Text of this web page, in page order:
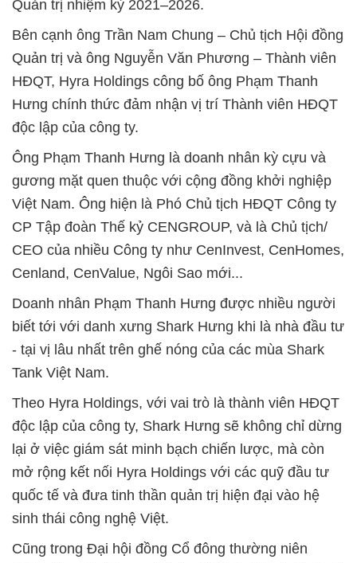
Quản trị nhiệm kỳ 2021–2026.
Bên cạnh ông Trần Nam Chung – Chủ tịch Hội đồng
Quản trị và ông Nguyễn Văn Phương – Thành viên
HĐQT, Hyra Holdings công bố ông Phạm Thanh
Hưng chính thức đảm nhận vị trí Thành viên HĐQT
độc lập của công ty.
Ông Phạm Thanh Hưng là doanh nhân kỳ cựu và
gương mặt quen thuộc với cộng đồng khởi nghiệp
Việt Nam. Ông hiện là Phó Chủ tịch HĐQT Công ty
CP Tập đoàn Thế kỷ CENGROUP, và là Chủ tịch/
CEO của nhiều Công ty như CenInvest, CenHomes,
Cenland, CenValue, Ngôi Sao mới...
Doanh nhân Phạm Thanh Hưng được nhiều người
biết tới với danh xưng Shark Hưng khi là nhà đầu tư
- tại vị lâu nhất trên ghế nóng của các mùa Shark
Tank Việt Nam.
Theo Hyra Holdings, với vai trò là thành viên HĐQT
độc lập của công ty, Shark Hưng sẽ không chỉ dừng
lại ở việc giám sát minh bạch chiến lược, mà còn
mở rộng kết nối Hyra Holdings với các quỹ đầu tư
quốc tế và đưa tinh thần quản trị hiện đại vào hệ
sinh thái công nghệ Việt.
Cũng trong Đại hội đồng Cổ đông thường niên